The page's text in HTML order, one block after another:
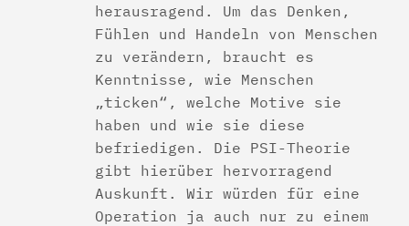
herausragend. Um das Denken,
Fühlen und Handeln von Menschen
zu verändern, braucht es
Kenntnisse, wie Menschen
„ticken“, welche Motive sie
haben und wie sie diese
befriedigen. Die PSI-Theorie
gibt hierüber hervorragend
Auskunft. Wir würden für eine
Operation ja auch nur zu einem